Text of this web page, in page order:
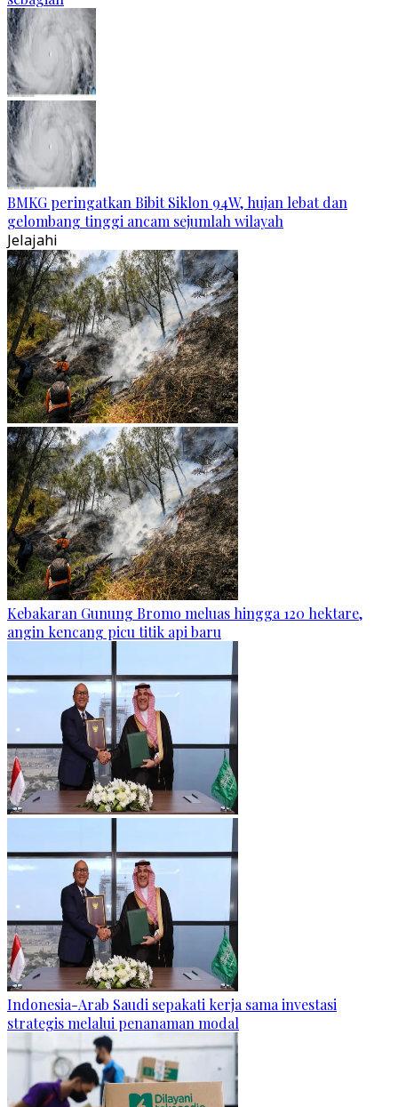
BMKG peringatkan Bibit Siklon 94W, hujan lebat dan
gelombang tinggi ancam sejumlah wilayah
Jelajahi
Kebakaran Gunung Bromo meluas hingga 120 hektare,
angin kencang picu titik api baru
Indonesia-Arab Saudi sepakati kerja sama investasi
strategis melalui penanaman modal